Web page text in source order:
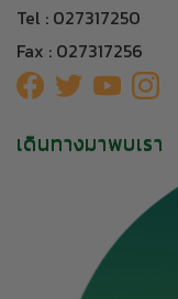
Tel : 027317250
Fax : 027317256
เดินทางมาพบเรา